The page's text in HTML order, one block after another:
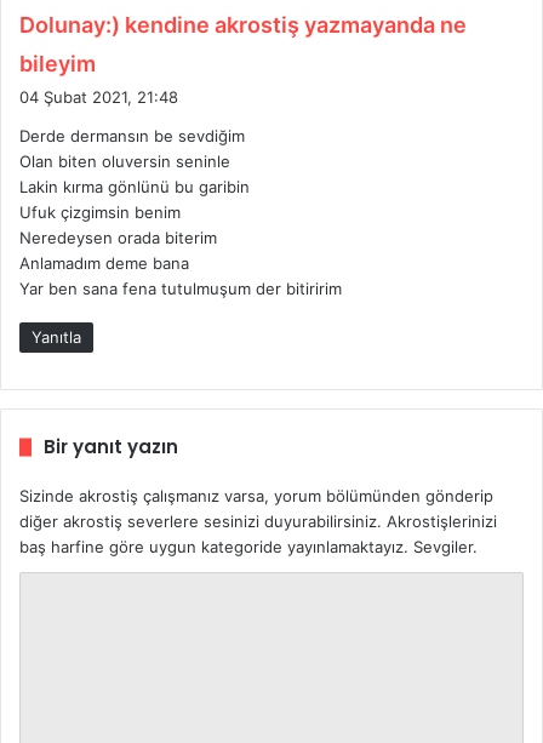
Dolunay:) kendine akrostiş yazmayanda ne
bileyim
e
i
k
i
04 Şubat 2021, 21:48
Derde dermansın be sevdiğim
Olan biten oluversin seninle
Lakin kırma gönlünü bu garibin
Ufuk çizgimsin benim
Neredeysen orada biterim
Anlamadım deme bana
Yar ben sana fena tutulmuşum der bitiririm
Yanıtla
Bir yanıt yazın
Sizinde akrostiş çalışmanız varsa, yorum bölümünden gönderip
diğer akrostiş severlere sesinizi duyurabilirsiniz. Akrostişlerinizi
baş harfine göre uygun kategoride yayınlamaktayız. Sevgiler.